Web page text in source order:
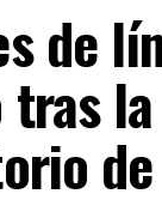
de
tras